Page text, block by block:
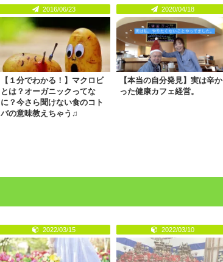
2016/06/23
【１分でわかる！】マクロビ
とは？オーガニックってな
に？今さら聞けない食のコト
バの意味教えちゃう♫
2020/04/18
【本当の自分発見】実は辛か
った健康カフェ経営。
2022/03/15 2022/03/10